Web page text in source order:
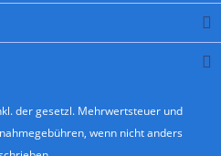
der gesetzl. Mehrwertsteuer und
wenn nicht anders